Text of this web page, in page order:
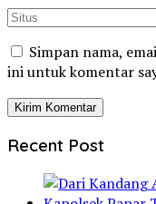
Simpan nama,
ini untuk komentar
Recent Post